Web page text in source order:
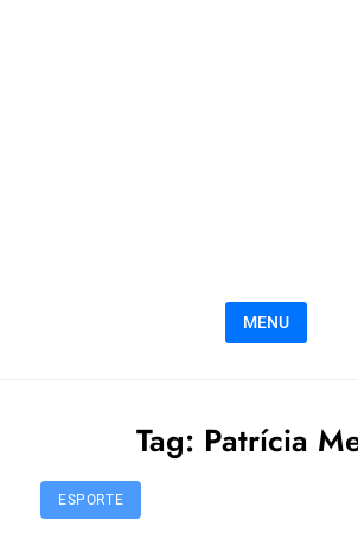
MENU
Tag: Patrícia
ESPORTE